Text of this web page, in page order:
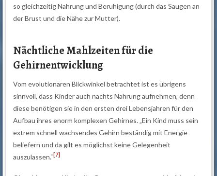
so gleichzeitig Nahrung und Beruhigung (durch das Saugen an
der Brust und die Nähe zur Mutter).
Nächtliche Mahlzeiten für die
Gehirnentwicklung
Vom evolutionären Blickwinkel betrachtet ist es übrigens
sinnvoll, dass Kinder auch nachts Nahrung aufnehmen, denn
diese benötigen sie in den ersten drei Lebensjahren für den
Aufbau ihres enorm komplexen Gehirnes. „Ein Kind muss sein
extrem schnell wachsendes Gehirn beständig mit Energie
beliefern und da gilt es möglichst keine Gelegenheit
auszulassen.“[7]